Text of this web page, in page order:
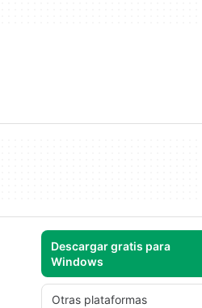
Descargar gratis para
Windows
Otras plataformas